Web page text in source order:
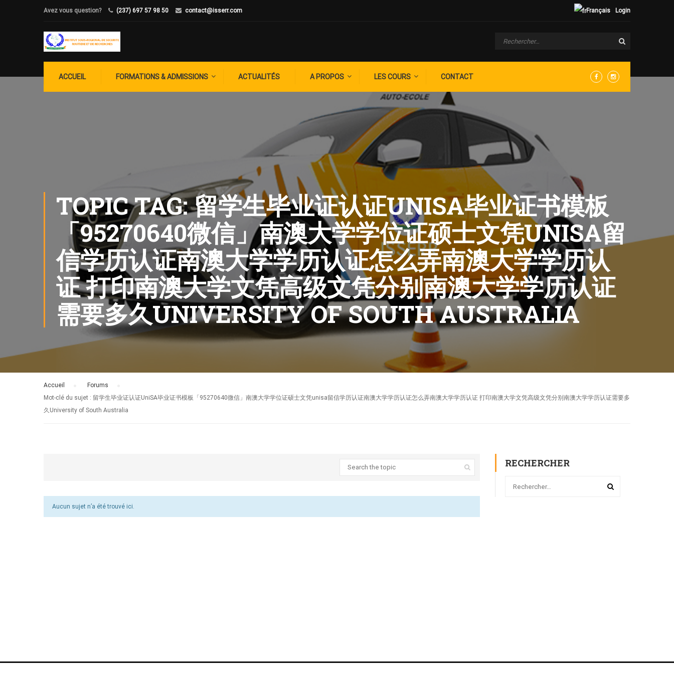
Avez vous question? (237) 697 57 98 50 contact@isserr.com Login
Français
ACCUEIL FORMATIONS & ADMISSIONS ACTUALITÉS A PROPOS LES COURS CONTACT
TOPIC TAG: 留学生毕业证认证UNISA毕业证书模板
「95270640微信」南澳大学学位证硕士文凭UNISA留
信学历认证南澳大学学历认证怎么弄南澳大学学历认
证 打印南澳大学文凭高级文凭分别南澳大学学历认证
需要多久UNIVERSITY OF SOUTH AUSTRALIA
Accueil Forums
Mot-clé du sujet : 留学生毕业证认证UniSA毕业证书模板「95270640微信」南澳大学学位证硕士文凭unisa留信学历认证南澳大学学历认证怎么弄南澳大学学历认证 打印南澳大学文凭高级文凭分别南澳大学学历认证需要多
久University of South Australia
Aucun sujet n’a été trouvé ici.
RECHERCHER